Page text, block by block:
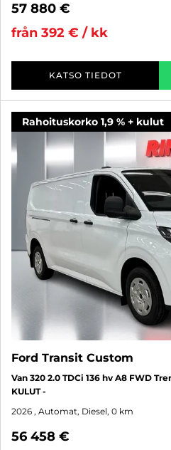
57 880 €
från 392 € / kk
KATSO TIEDOT
Rahoituskorko 1,9 % + kulut
Ford Transit Custom
Van 320 2.0 TDCi 136 hv A8 FWD
KULUT -
2026 , Automat, Diesel, 0 km
56 458 €